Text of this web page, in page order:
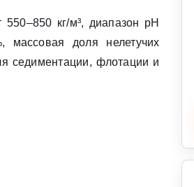
550–850 кг/м³, диапазон pH
массовая доля нелетучих
седиментации, флотации и